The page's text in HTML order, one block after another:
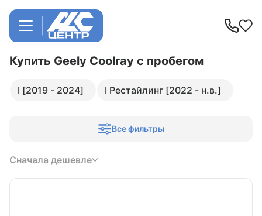
Купить Geely Coolray с пробегом
I [2019 - 2024] I Рестайлинг [2022 - н.в.]
Все фильтры
Сначала дешевле